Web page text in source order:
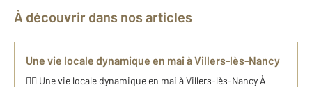
À découvrir dans nos articles
Une vie locale dynamique en mai à Villers-lès-Nancy
🚴‍♂️ Une vie locale dynamique en mai à Villers-lès-Nancy À